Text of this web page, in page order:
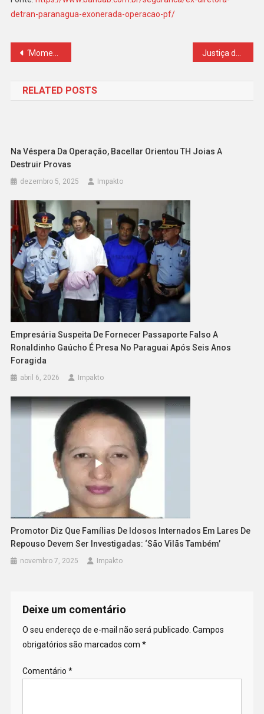
detran-paranagua-exonerada-operacao-pf/
Navegação
Post
‘Momento de exaltação’: vereador que sugeriu ‘matar cães’ pede desculpas e diz que tem pets
RELATED POSTS
Na Véspera Da Operação, Bacellar Orientou TH Joias A
Destruir Provas
dezembro 5, 2025 Impakto
Empresária Suspeita De Fornecer Passaporte Falso A
Ronaldinho Gaúcho É Presa No Paraguai Após Seis Anos
Foragida
abril 6, 2026 Impakto
Promotor Diz Que Famílias De Idosos Internados Em Lares De
Repouso Devem Ser Investigadas: ‘São Vilãs Também’
novembro 7, 2025 Impakto
Deixe um comentário
O seu endereço de e-mail não será publicado. Campos
obrigatórios são marcados com *
Comentário *